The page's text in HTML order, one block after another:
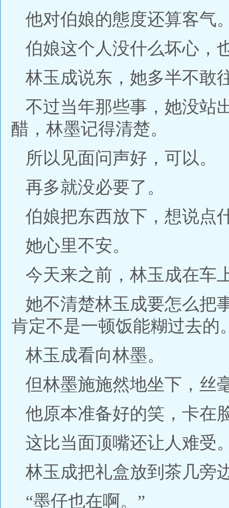
他对伯娘的態度还算客气
伯娘这个人没什么坏心，
林玉成说东，她多半不敢
不过当年那些事，她没站
醋，林墨记得清楚。
所以见面问声好，可以。
再多就没必要了。
伯娘把东西放下，想说点
她心里不安。
今天来之前，林玉成在车
她不清楚林玉成要怎么把
肯定不是一顿饭能糊过去的
林玉成看向林墨。
但林墨施施然地坐下，丝
他原本准备好的笑，卡在
这比当面顶嘴还让人难受
林玉成把礼盒放到茶几旁
“墨仔也在啊。”